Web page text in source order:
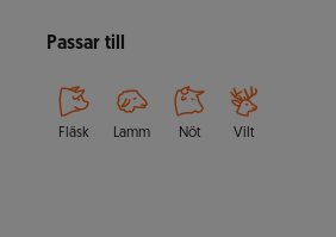
Passar till
Fläsk Lamm Nöt Vilt